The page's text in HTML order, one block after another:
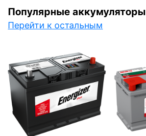
Популярные аккумуляторы
Перейти к остальным